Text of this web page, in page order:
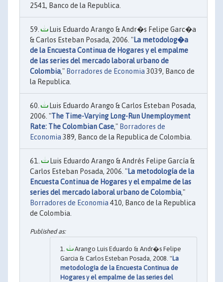
2541, Banco de la Republica.
Luis Eduardo Arango & Andr�s Felipe Garc�a
& Carlos Esteban Posada, 2006. "La metodolog�a
de la Encuesta Continua de Hogares y el empalme
de las series del mercado laboral urbano de
Colombia," Borradores de Economia 3039, Banco de
la Republica.
Luis Eduardo Arango & Carlos Esteban Posada,
2006. "The Time-Varying Long-Run Unemployment
Rate: The Colombian Case," Borradores de
Economia 389, Banco de la Republica de Colombia.
Luis Eduardo Arango & Andrés Felipe García &
Carlos Esteban Posada, 2006. "La metodología de la
Encuesta Continua de Hogares y el empalme de las
series del mercado laboral urbano de Colombia,"
Borradores de Economia 410, Banco de la Republica
de Colombia.
Arango Luis Eduardo & Andr�s Felipe
Garcia & Carlos Esteban Posada, 2008. "La
metodología de la Encuesta Continua de
Hogares y el empalme de las series del